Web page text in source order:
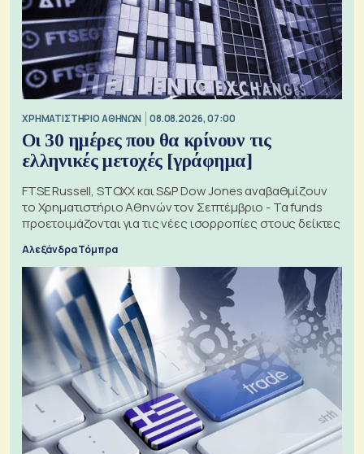
XΡΗΜΑΤΙΣΤΗΡΙΟ ΑΘΗΝΩΝ 08.08.2026, 07:00
Οι 30 ημέρες που θα κρίνουν τις
ελληνικές μετοχές [γράφημα]
FTSE Russell, STOXX και S&P Dow Jones αναβαθμίζουν
το Χρηματιστήριο Αθηνών τον Σεπτέμβριο - Τα funds
προετοιμάζονται για τις νέες ισορροπίες στους δείκτες
Αλεξάνδρα Τόμπρα